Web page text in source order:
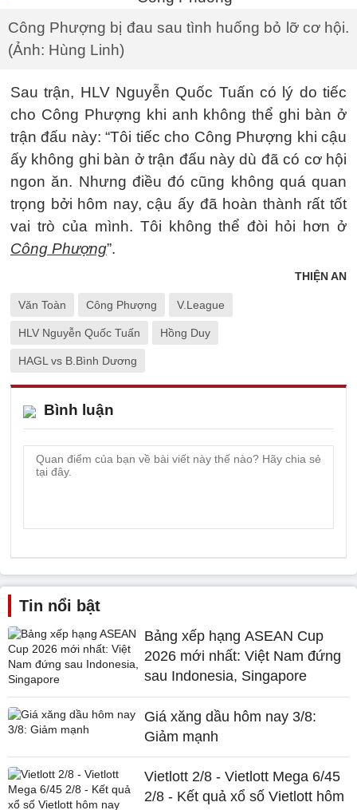
Công Phượng bị đau sau tình huống bỏ lỡ cơ hội.
(Ảnh: Hùng Linh)
Sau trận, HLV Nguyễn Quốc Tuấn có lý do tiếc
cho Công Phượng khi anh không thể ghi bàn ở
trận đấu này: “Tôi tiếc cho Công Phượng khi cậu
ấy không ghi bàn ở trận đấu này dù đã có cơ hội
ngon ăn. Nhưng điều đó cũng không quá quan
trọng bởi hôm nay, cậu ấy đã hoàn thành rất tốt
vai trò của mình. Tôi không thể đòi hỏi hơn ở
Công Phượng”.
THIỆN AN
Văn Toàn Công Phượng V.League
HLV Nguyễn Quốc Tuấn Hồng Duy
HAGL vs B.Bình Dương
Bình luận
Tin nổi bật
Bảng xếp hạng ASEAN Cup
2026 mới nhất: Việt Nam đứng
sau Indonesia, Singapore
Giá xăng dầu hôm nay 3/8:
Giảm mạnh
Vietlott 2/8 - Vietlott Mega 6/45
2/8 - Kết quả xổ số Vietlott hôm